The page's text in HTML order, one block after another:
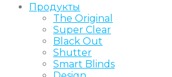
Продукты
The Original
Super Clear
Black Out
Shutter
Smart Blinds